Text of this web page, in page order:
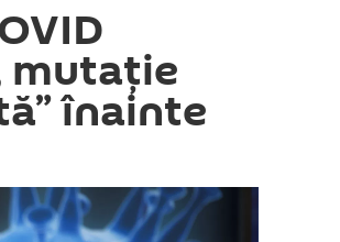
mutație
înainte